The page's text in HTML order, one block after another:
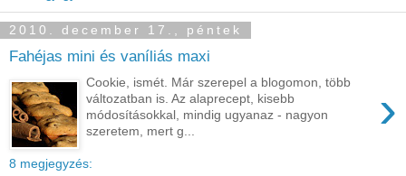
2010. december 17., péntek
Fahéjas mini és vaníliás maxi
›
Cookie, ismét. Már szerepel a blogomon, több
változatban is. Az alaprecept, kisebb
módosításokkal, mindig ugyanaz - nagyon
szeretem, mert g...
8 megjegyzés: